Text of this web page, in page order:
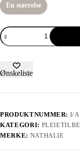
En størrelse
Ønskeliste
PRODUKTNUMMER: I/A
KATEGORI:
MERKE: NATHALIE